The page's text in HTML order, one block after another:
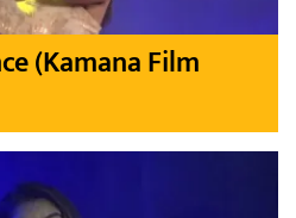
(Kamana Film